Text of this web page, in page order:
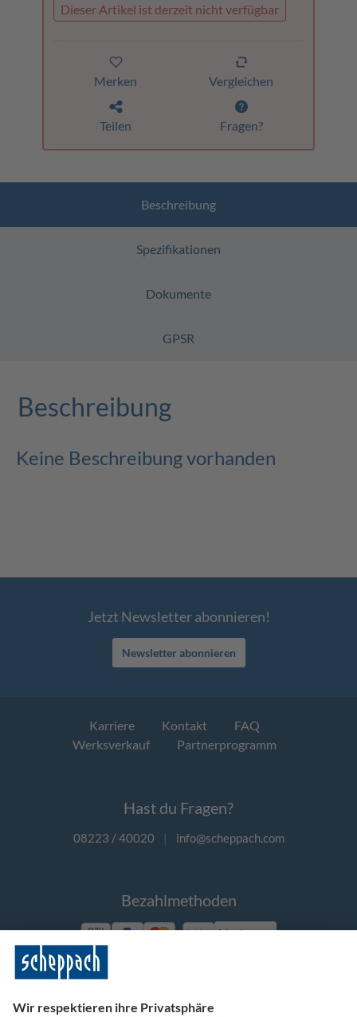
Dieser Artikel ist derzeit nicht verfügbar
Merken Vergleichen
Teilen Fragen?
Beschreibung
Spezifikationen
Dokumente
GPSR
Beschreibung
Keine Beschreibung vorhanden
Jetzt Newsletter abonnieren!
Newsletter abonnieren
Karriere Kontakt
FAQ
Werksverkauf
Partnerprogramm
Hast du Fragen?
08223 / 40020 | info@scheppach.com
Bezahlmethoden
Vorkasse
Folge uns auf Social Media